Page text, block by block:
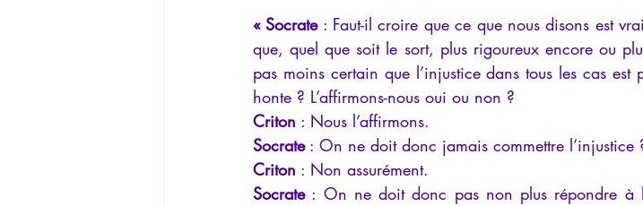
La Lucarne Articles Interviews Psychopathologie de l'Autorité
Conférences Allemand Grec Intelligence artificielle
« Socrate : Faut-il croire que ce que nous disons est
que, quel que soit le sort, plus rigoureux encore ou
pas moins certain que l’injustice dans tous les cas
honte ? L’affirmons-nous oui ou non ?
Criton : Nous l’affirmons.
Socrate : On ne doit donc jamais commettre l’injustice
Criton : Non assurément.
Socrate : On ne doit donc pas non plus répondre à